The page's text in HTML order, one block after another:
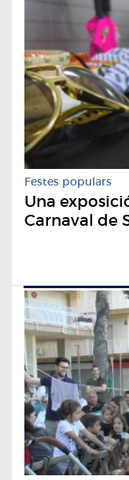
Festes populars
Una
Carnaval de